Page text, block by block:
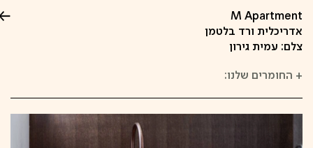
M Apartment
אדריכלית ורד בלטמן
צלם: עמית גירון
+ החומרים שלנו: